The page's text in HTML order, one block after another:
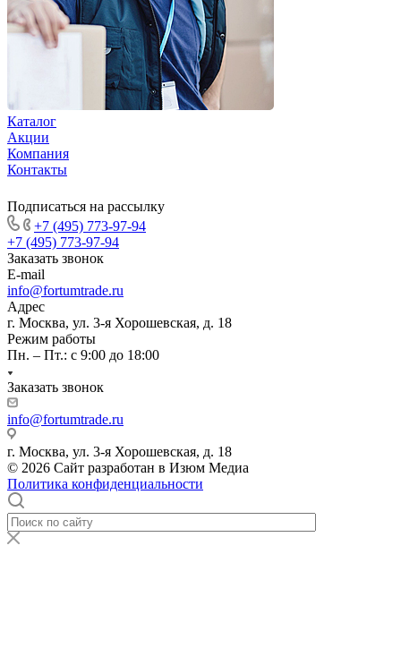
Каталог
Акции
Компания
Контакты
Подписаться на рассылку
+7 (495) 773-97-94
+7 (495) 773-97-94
Заказать звонок
E-mail
info@fortumtrade.ru
Адрес
г. Москва, ул. 3-я Хорошевская, д. 18
Режим работы
Пн. – Пт.: с 9:00 до 18:00
Заказать звонок
info@fortumtrade.ru
г. Москва, ул. 3-я Хорошевская, д. 18
© 2026 Сайт разработан в Изюм Медиа
Политика конфиденциальности